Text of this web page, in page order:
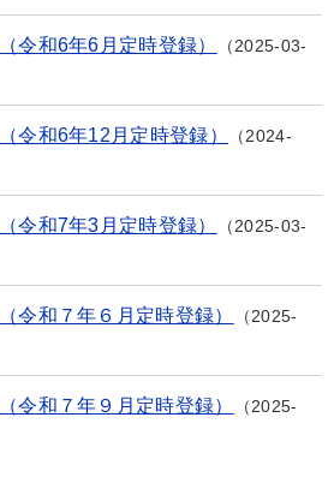
令和6年6月定時登録）
2025-03-
令和6年12月定時登録）
2024-
令和7年3月定時登録）
2025-03-
令和７年６月定時登録）
2025-
令和７年９月定時登録）
2025-